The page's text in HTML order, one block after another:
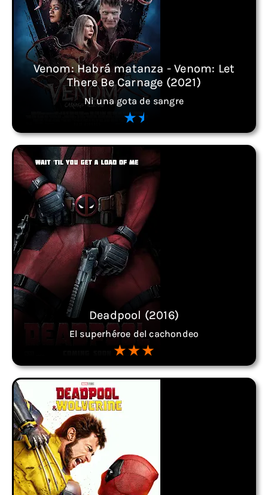
Venom: Habrá matanza - Venom: Let
There Be Carnage (2021)
Ni una gota de sangre
Deadpool (2016)
El superhéroe del cachondeo